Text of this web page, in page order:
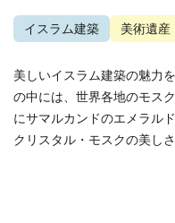
イスラム建築 美術遺産
美しいイスラム建築の魅力
の中には、世界各地のモス
にサマルカンドのエメラル
クリスタル・モスクの美しさ